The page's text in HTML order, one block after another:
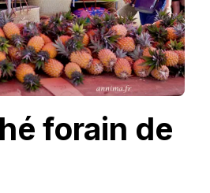
forain de